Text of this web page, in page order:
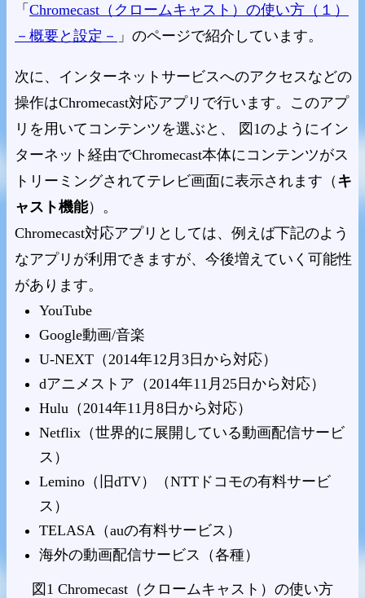
「 Chromecast（クロームキャスト）の使い方（１）
－概要と設定－ 」のページで紹介しています。
次に、インターネットサービスへのアクセスなどの
操作はChromecast対応アプリで行います。このアプ
リを用いてコンテンツを選ぶと、 図1のようにイン
ターネット経由でChromecast本体にコンテンツがス
トリーミングされてテレビ画面に表示されます（ キ
ャスト機能）。
Chromecast対応アプリとしては、例えば下記のよう
なアプリが利用できますが、今後増えていく可能性
があります。
YouTube
Google動画/音楽
U-NEXT（2014年12月3日から対応）
dアニメストア（2014年11月25日から対応）
Hulu（2014年11月8日から対応）
Netflix（世界的に展開している動画配信サービ
ス）
Lemino（旧dTV）（NTTドコモの有料サービ
ス）
TELASA（auの有料サービス）
海外の動画配信サービス（各種）
図1 Chromecast（クロームキャスト）の使い方